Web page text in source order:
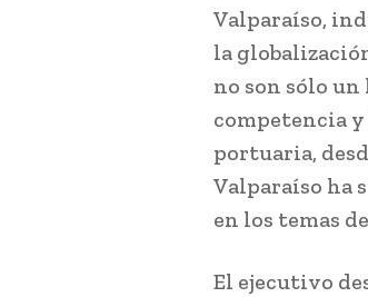
Valparaíso,
la
no son sólo
competencia
portuaria,
Valparaíso ha
en los temas
El ejecutivo